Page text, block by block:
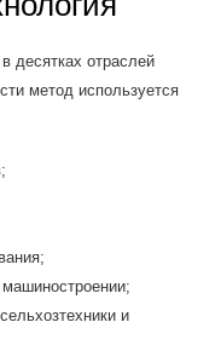
десятках отраслей
метод используется
и